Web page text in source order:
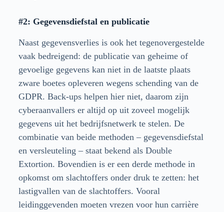
#2: Gegevensdiefstal en publicatie
Naast gegevensverlies is ook het tegenovergestelde
vaak bedreigend: de publicatie van geheime of
gevoelige gegevens kan niet in de laatste plaats
zware boetes opleveren wegens schending van de
GDPR. Back-ups helpen hier niet, daarom zijn
cyberaanvallers er altijd op uit zoveel mogelijk
gegevens uit het bedrijfsnetwerk te stelen. De
combinatie van beide methoden – gegevensdiefstal
en versleuteling – staat bekend als Double
Extortion. Bovendien is er een derde methode in
opkomst om slachtoffers onder druk te zetten: het
lastigvallen van de slachtoffers. Vooral
leidinggevenden moeten vrezen voor hun carrière